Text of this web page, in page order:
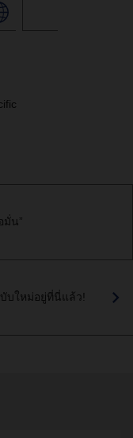
มั่น”
บใหม่อยู่ที่นี่แล้ว!